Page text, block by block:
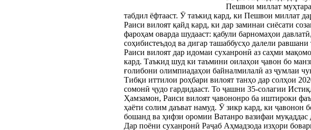
Пешвои миллат
табдил ёфтааст. Ӯ таъкид кард, ки Пешвои миллат
Раиси вилоят қайд кард, ки дар заминаи сиёсати
фароҳам оварда шудааст: қабули барномаҳои
соҳибистеъдод ва дигар ташаббусҳо далели
Раиси вилоят дар идомаи суханронӣ аз саҳми
кард. Таъкид шуд ки таъмини оилаҳои ҷавон бо
ғолибони олимпиадаҳои байналмилалӣ аз ҷумлаи
Тибқи иттилои роҳбари вилоят танҳо дар солҳои
сомонӣ ҷудо гардидааст. То ҷашни 35-солагии
Ҳамзамон, Раиси вилоят ҷавононро ба иштироки
ҳаёти солим даъват намуд. Ӯ зикр кард, ки ҷавонон
бошанд ва ҳифзи оромии Ватанро вазифаи муқаддас
Дар поёни суханронӣ Раҷаб Аҳмадзода изҳори